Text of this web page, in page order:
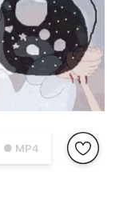
● MP4